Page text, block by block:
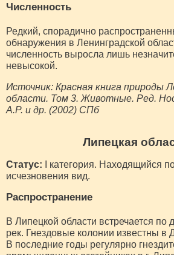
Численность
Редкий, спорадично
обнаружения в Ленинградской
численность выросла лишь
невысокой.
Источник: Красная книга природы
области. Том 3. Животные. Ред.
А.Р. и др. (2002) СПб
Липецкая
Статус: I категория. Находящийся
исчезновения вид.
Распространение
В Липецкой области встречается по
рек. Гнездовые колонии известны в
В последние годы регулярно